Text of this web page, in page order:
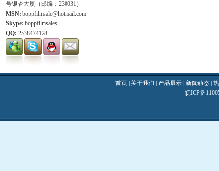
号银杏大厦（邮编：230031）
MSN: boppfilmsale@hotmail.com
Skype: boppfilmsales
QQ: 2538474128
首页 关于我们 产品展示 新闻动态
皖ICP备